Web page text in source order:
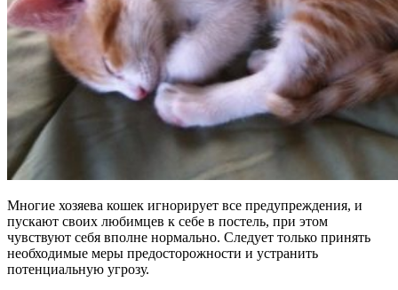
Многие хозяева кошек игнорирует все предупреждения, и
пускают своих любимцев к себе в постель, при этом
чувствуют себя вполне нормально. Следует только принять
необходимые меры предосторожности и устранить
потенциальную угрозу.